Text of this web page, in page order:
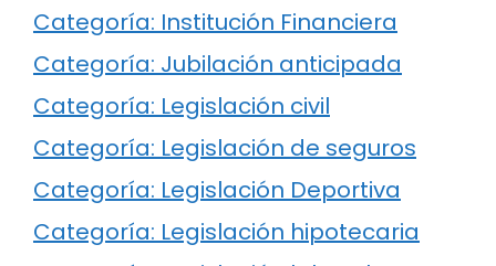
Categoría: Institución Financiera
Categoría: Jubilación anticipada
Categoría: Legislación civil
Categoría: Legislación de seguros
Categoría: Legislación Deportiva
Categoría: Legislación hipotecaria